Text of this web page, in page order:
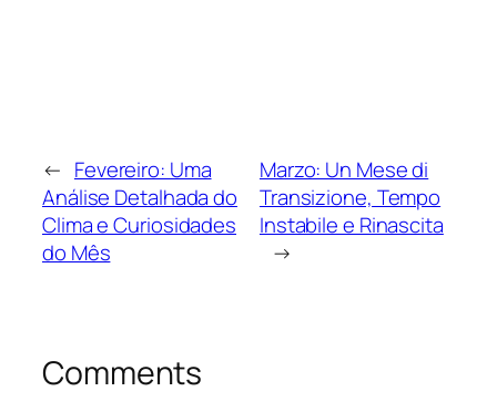
← Fevereiro: Uma
Análise Detalhada do
Clima e Curiosidades
do Mês
Marzo: Un Mese di
Transizione, Tempo
Instabile e Rinascita
→
Comments